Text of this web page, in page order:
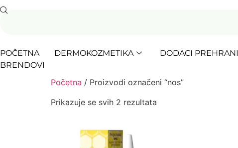
POČETNA DERMOKOZMETIKA DODACI PREHRANI
BRENDOVI
Početna / Proizvodi označeni “nos”
Prikazuje se svih 2 rezultata